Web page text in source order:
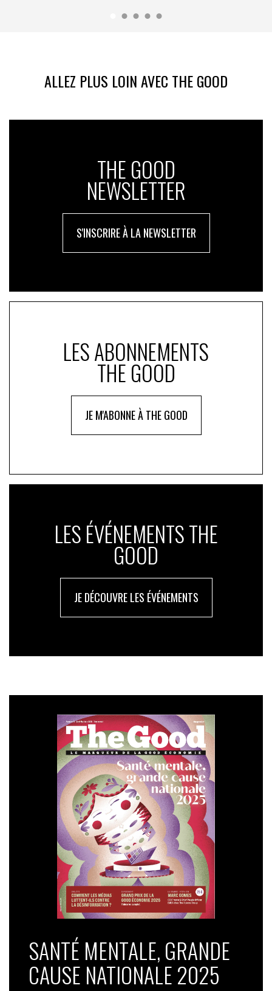
ALLEZ PLUS LOIN AVEC THE GOOD
THE GOOD
NEWSLETTER
S'INSCRIRE À LA NEWSLETTER
LES ABONNEMENTS
THE GOOD
JE M'ABONNE À THE GOOD
LES ÉVÉNEMENTS THE
GOOD
JE DÉCOUVRE LES ÉVÉNEMENTS
SANTÉ MENTALE, GRANDE
CAUSE NATIONALE 2025